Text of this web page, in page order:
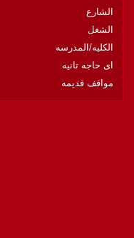
الشارع
الشغل
الكليه/المدرسه
اى حاجه تانيه
مواقف قديمه